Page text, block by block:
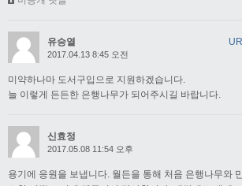
유승열
2017.04.13 8:45 오전
미약하나마 도서구입으로 지원하겠습니다.
늘 이렇게 든든한 은행나무가 되어주시길 바랍니다.
신효정
2017.05.08 11:54 오후
용기에 응원을 보냅니다. 월든을 통해 처음 은행나무와